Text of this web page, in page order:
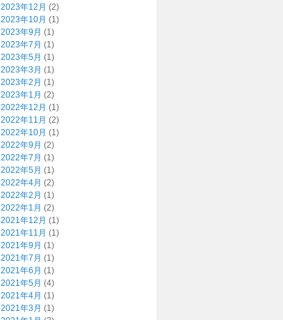
2023年12月 (2)
2023年10月 (1)
2023年9月 (1)
2023年7月 (1)
2023年5月 (1)
2023年3月 (1)
2023年2月 (1)
2023年1月 (2)
2022年12月 (1)
2022年11月 (2)
2022年10月 (1)
2022年9月 (2)
2022年7月 (1)
2022年5月 (1)
2022年4月 (2)
2022年2月 (1)
2022年1月 (2)
2021年12月 (1)
2021年11月 (1)
2021年9月 (1)
2021年7月 (1)
2021年6月 (1)
2021年5月 (4)
2021年4月 (1)
2021年3月 (1)